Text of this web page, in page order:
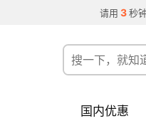
请用 3 秒
国内优惠